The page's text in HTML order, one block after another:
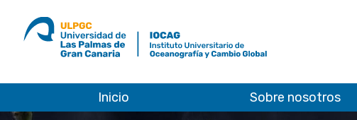
ULPGC
al
inicio
Inicio Sobre nosotros